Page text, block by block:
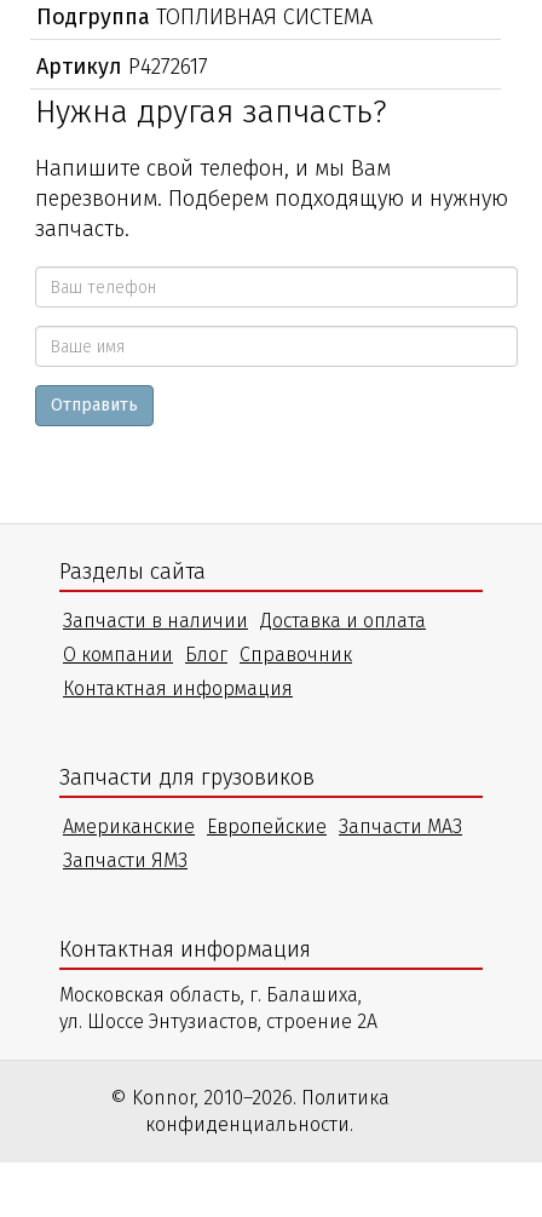
Подгруппа ТОПЛИВНАЯ СИСТЕМА
Артикул Р4272617
Нужна другая запчасть?
Напишите свой телефон, и мы Вам
перезвоним. Подберем подходящую и нужную
запчасть.
Ваш
телефон
*
Ваше
имя
Отправить
Разделы сайта
Запчасти в наличии
Доставка и оплата
О компании
Блог Справочник
Контактная информация
Запчасти для грузовиков
Американские Европейские Запчасти МАЗ
Запчасти ЯМЗ
Контактная информация
Московская область, г. Балашиха,
ул. Шоссе Энтузиастов, строение 2А
© Konnor, 2010–2026. Политика
конфиденциальности.